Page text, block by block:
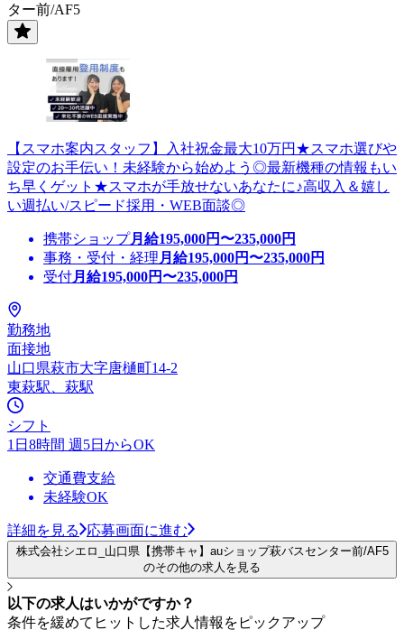
ター前/AF5
【スマホ案内スタッフ】入社祝金最大10万円★スマホ選びや
設定のお手伝い！未経験から始めよう◎最新機種の情報もい
ち早くゲット★スマホが手放せないあなたに♪高収入＆嬉し
い週払い/スピード採用・WEB面談◎
携帯ショップ月給195,000円〜235,000円
事務・受付・経理 月給195,000円〜235,000円
受付月給195,000円〜235,000円
勤務地
面接地
山口県萩市大字唐樋町14-2
東萩駅、萩駅
シフト
1日8時間 週5日からOK
交通費支給
未経験OK
詳細を見る 応募画面に進む
株式会社シエロ_山口県【携帯キャ】auショップ萩バスセンター前/AF5
のその他の求人を見る
以下の求人はいかがですか？
条件を緩めてヒットした求人情報をピックアップ